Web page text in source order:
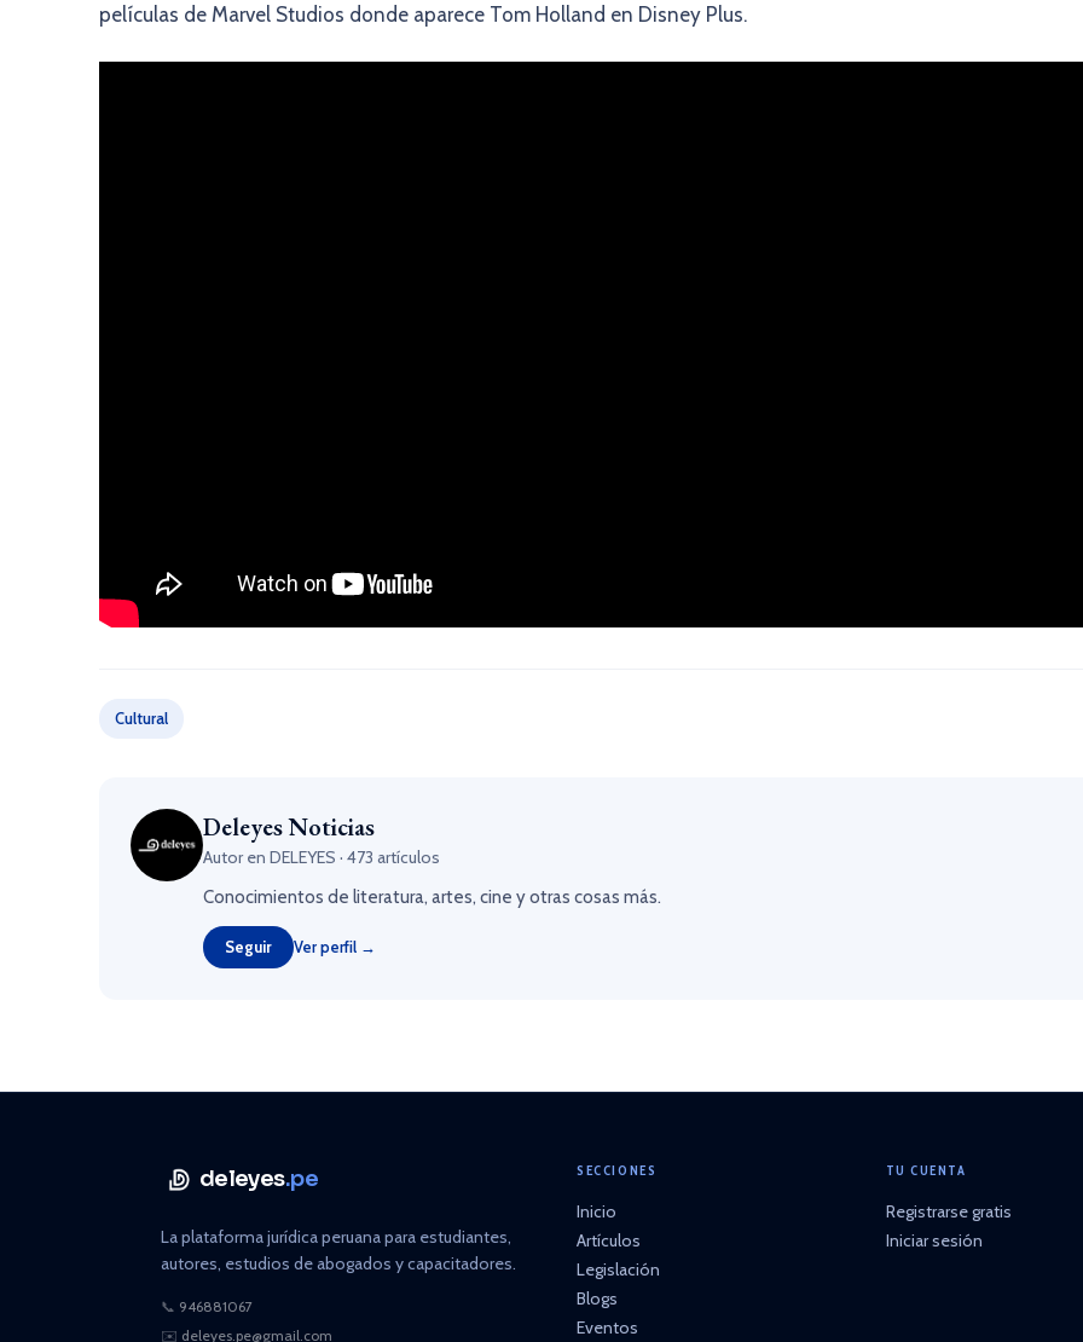
películas de Marvel Studios donde aparece Tom Holland en Disney Plus.
Cultural
Deleyes Noticias
Autor en DELEYES · 473 artículos
Conocimientos de literatura, artes, cine y otras cosas más.
Seguir Ver perfil →
deleyes.pe
La plataforma jurídica peruana para estudiantes,
autores, estudios de abogados y capacitadores.
📞 946881067
✉️ deleyes.pe@gmail.com
SECCIONES
Inicio
Artículos
Legislación
Blogs
Eventos
TU CUENTA
Registrarse gratis
Iniciar sesión